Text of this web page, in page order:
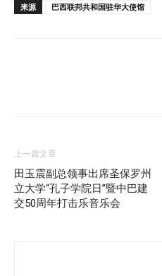
来源 巴西联邦共和国驻华大使馆
上一篇文章
田玉震副总领事出席圣保罗州
立大学“孔子学院日”暨中巴建
交50周年打击乐音乐会